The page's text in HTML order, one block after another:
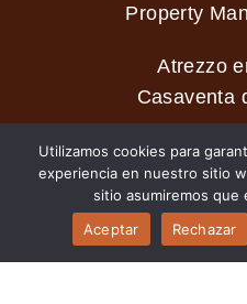
Property
Atrezzo
Casaventa
2026 ©
Utilizamos cookies para
experiencia en nuestro sitio
sitio asumiremos que
Aceptar
Rechazar